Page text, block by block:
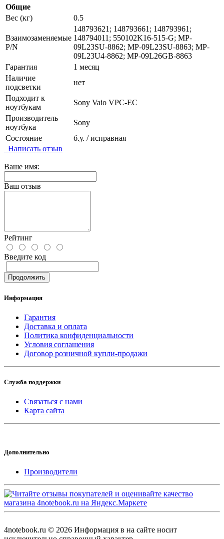
Общие
Вес (кг)
0.5
Взаимозаменяемые
P/N
148793621; 148793661; 148793961;
148794011; 550102K16-515-G; MP-
09L23SU-8862; MP-09L23SU-8863; MP-
09L23U4-8862; MP-09L26GB-8863
Гарантия
1 месяц
Наличие
подсветки
нет
Подходит к
ноутбукам
Sony Vaio VPC-EC
Производитель
ноутбука
Sony
Состояние
б.у. / исправная
Написать отзыв
Ваше имя:
Ваш отзыв
Рейтинг
Введите код
Продолжить
Информация
Гарантия
Доставка и оплата
Политика конфиденциальности
Условия соглашения
Договор розничной купли-продажи
Служба поддержки
Связаться с нами
Карта сайта
Дополнительно
Производители
4notebook.ru © 2026 Информация в на сайте носит